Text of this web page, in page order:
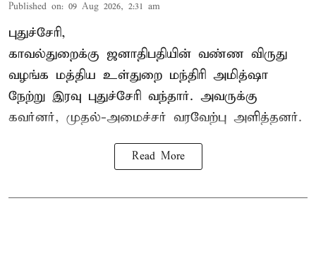
Published on: 09 Aug 2026, 2:31 am
புதுச்சேரி,
காவல்துறைக்கு ஜனாதிபதியின் வண்ண விருது
வழங்க மத்திய உள்துறை மந்திரி அமித்ஷா
நேற்று இரவு புதுச்சேரி வந்தார். அவருக்கு
கவர்னர், முதல்-அமைச்சர் வரவேற்பு அளித்தனர்.
Read More